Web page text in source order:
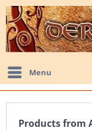
Menu
Products from